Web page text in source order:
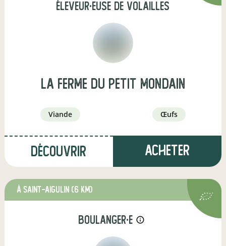
éleveur·euse de volailles
La Ferme du Petit Mondain
viande œufs
Découvrir Acheter
à Saint-Aigulin (6 km)
boulanger·e info_outline